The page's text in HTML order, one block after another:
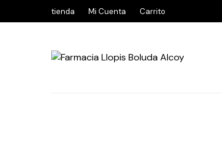
tienda Mi Cuenta Carrito